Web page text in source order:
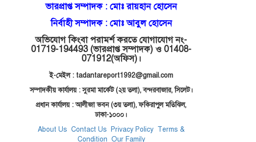
ভারপ্রাপ্ত সম্পাদক : মোঃ রায়হান হোসেন
নির্বাহী সম্পাদক : মোঃ আবুল হোসেন
অভিযোগ কিংবা পরামর্শ করতে যোগাযোগ নং-
01719-194493 (ভারপ্রাপ্ত সম্পাদক) ও 01408-
071912(অফিস)।
ই-মেইল : tadantareport1992@gmail.com
সম্পাদকীয় কার্যালয় : সুরমা মার্কেট (২য় তলা),বন্দরবাজার, সিলেট।
প্রধান কার্যালয় : আলীজা ভবন (৩য় তলা), ফকিরাপুল মতিঝিল,
ঢাকা-১০০০।
About Us Contact Us Privacy Policy Terms &
Condition Our Family